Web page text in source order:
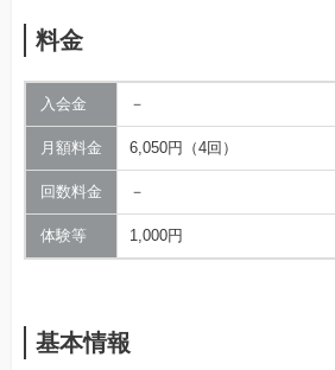
料金
入会金 －
月額料金 6,050円（4回）
回数料金 －
体験等 1,000円
基本情報